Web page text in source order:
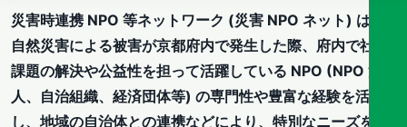
災害時連携 NPO 等ネットワーク (災害 NPO ネット) は、
自然災害による被害が京都府内で発生した際、府内で社会
課題の解決や公益性を担って活躍している NPO (NPO 法
人、自治組織、経済団体等) の専門性や豊富な経験を活か
し、地域の自治体との連携などにより、特別なニーズをも